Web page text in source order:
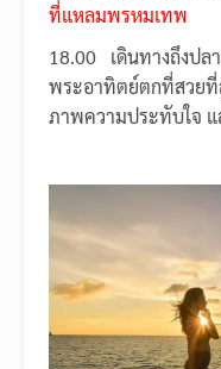
ที่แหลมพรหมเทพ
18.00 เดินทางถึงป
พระอาทิตย์ตกที่สวยที่
ภาพความประทับใจ แ